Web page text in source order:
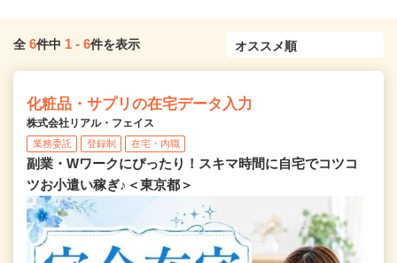
全 6件中 1 - 6件を表示
化粧品・サプリの在宅データ入力
株式会社リアル・フェイス
業務委託 登録制 在宅・内職
副業・Wワークにぴったり！スキマ時間に自宅でコツコ
ツお小遣い稼ぎ♪＜東京都＞